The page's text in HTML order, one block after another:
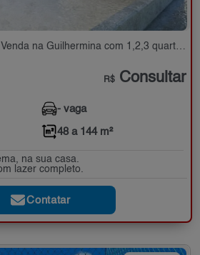
na Guilhermina com 1,2,3 quartos - 48 a 144 m²
R$ Consultar
- vaga
48 a 144 m²
na sua casa.
lazer completo.
Contatar